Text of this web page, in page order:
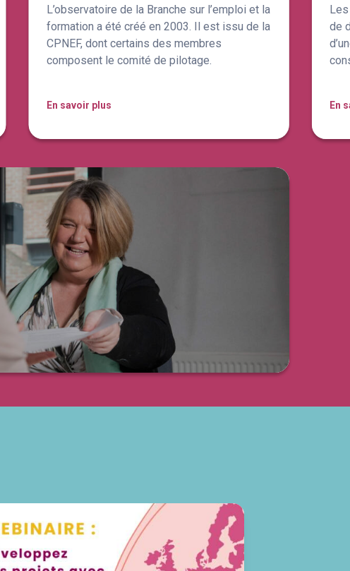
L’observatoire de la Branche sur l’emploi et la
formation a été créé en 2003. Il est issu de la
CPNEF, dont certains des membres
composent le comité de pilotage.
En savoir plus
de
En